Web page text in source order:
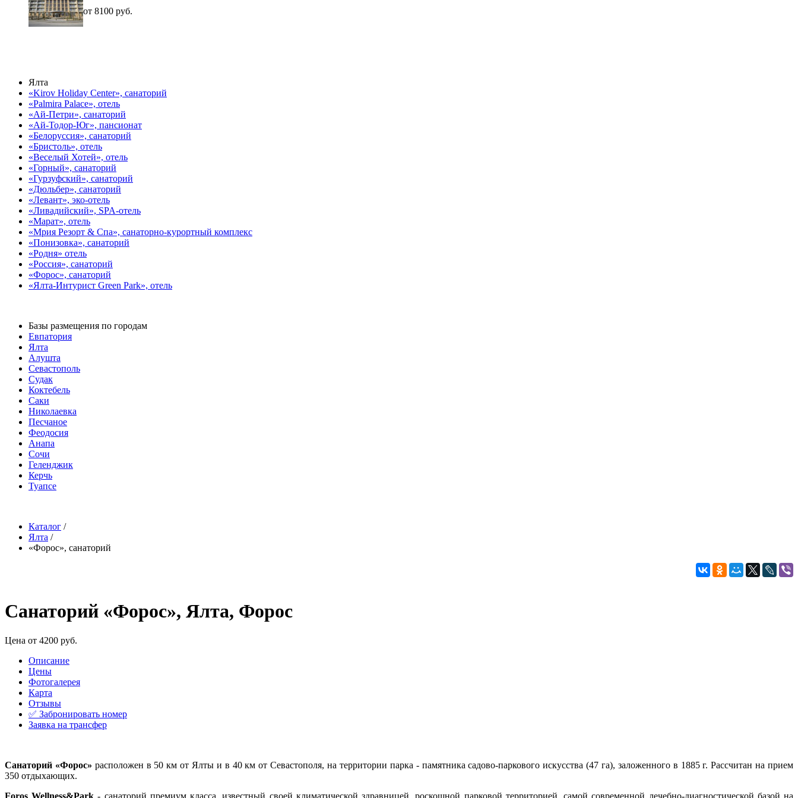
от 8100 руб.
Ялта
«Kirov Holiday Center», санаторий
«Palmira Palace», отель
«Ай-Петри», санаторий
«Ай-Тодор-Юг», пансионат
«Белоруссия», санаторий
«Бристоль», отель
«Веселый Хотей», отель
«Горный», санаторий
«Гурзуфский», санаторий
«Дюльбер», санаторий
«Левант», эко-отель
«Ливадийский», SPA-отель
«Марат», отель
«Мрия Резорт & Спа», санаторно-курортный комплекс
«Понизовка», санаторий
«Родня» отель
«Россия», санаторий
«Форос», санаторий
«Ялта-Интурист Green Park», отель
Базы размещения по городам
Евпатория
Ялта
Алушта
Севастополь
Судак
Коктебель
Саки
Николаевка
Песчаное
Феодосия
Анапа
Сочи
Геленджик
Керчь
Туапсе
Каталог /
Ялта /
«Форос», санаторий
Санаторий «Форос», Ялта, Форос
Цена от 4200 руб.
Описание
Цены
Фотогалерея
Карта
Отзывы
✅ Забронировать номер
Заявка на трансфер
Санаторий «Форос» расположен в 50 км от Ялты и в 40 км от Севастополя, на территории парка - памятника садово-паркового искусства (47 га), заложенного в 1885 г. Рассчитан на прием
350 отдыхающих.
Foros Wellness&Park- cанаторий премиум класса, известный своей климатической здравницей, роскошной парковой территорией, самой современной лечебно-диагностической базой на